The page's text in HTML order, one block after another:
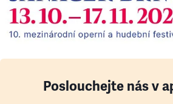
Poslouchejte nás v